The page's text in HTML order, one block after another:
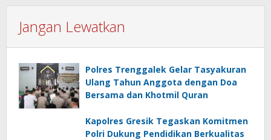
Jangan Lewatkan
Polres Trenggalek Gelar Tasyakuran
Ulang Tahun Anggota dengan Doa
Bersama dan Khotmil Quran
Kapolres Gresik Tegaskan Komitmen
Polri Dukung Pendidikan Berkualitas